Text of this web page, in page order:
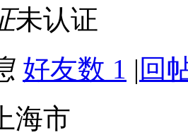
未认证
好友数 1 | 回
海市